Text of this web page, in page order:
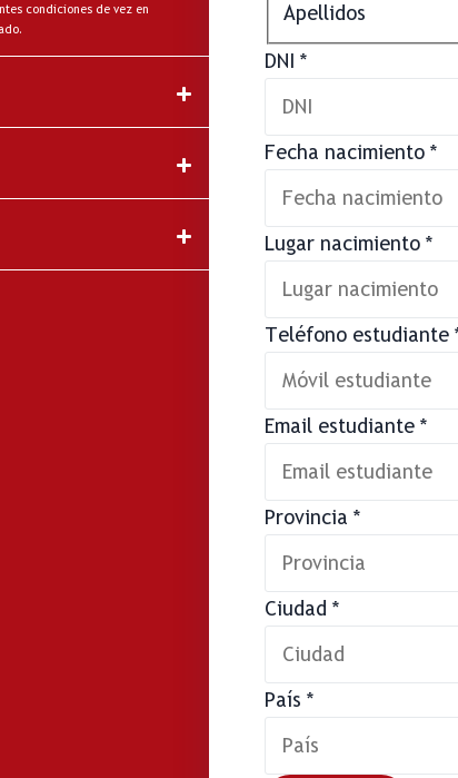
condiciones de vez en
Apellidos
DNI *
Fecha nacimiento *
Lugar nacimiento *
Teléfono estudiante
Email estudiante *
Provincia *
Ciudad *
País *